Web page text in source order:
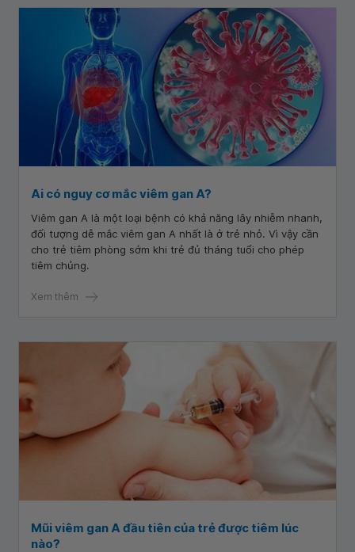
Ai có nguy cơ mắc viêm gan A?
Viêm gan A là một loại bệnh có khả năng lây nhiễm nhanh,
đối tượng dễ mắc viêm gan A nhất là ở trẻ nhỏ. Vì vậy cần
cho trẻ tiêm phòng sớm khi trẻ đủ tháng tuổi cho phép
tiêm chủng.
Xem thêm
Mũi viêm gan A đầu tiên của trẻ được tiêm lúc
nào?